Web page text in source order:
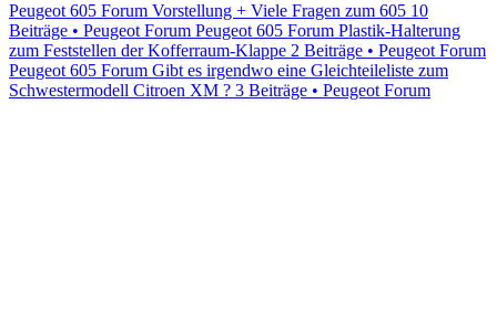
Peugeot 605 Forum Vorstellung + Viele Fragen zum 605 10
Beiträge • Peugeot Forum Peugeot 605 Forum Plastik-Halterung
zum Feststellen der Kofferraum-Klappe 2 Beiträge • Peugeot Forum
Peugeot 605 Forum Gibt es irgendwo eine Gleichteileliste zum
Schwestermodell Citroen XM ? 3 Beiträge • Peugeot Forum